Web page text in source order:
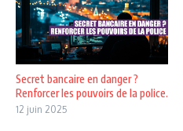
Secret bancaire en danger ?
Renforcer les pouvoirs de la police.
12 juin 2025